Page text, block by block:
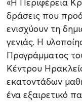
«Η Περιφέρεια
δράσεις που
ενισχύουν τη
γενιάς. Η
Προγράμματος
Κέντρου
εκατοντάδων
ένα εξαιρετικό